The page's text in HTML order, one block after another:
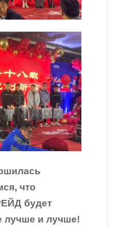
, что
будет
лучше и лучше!